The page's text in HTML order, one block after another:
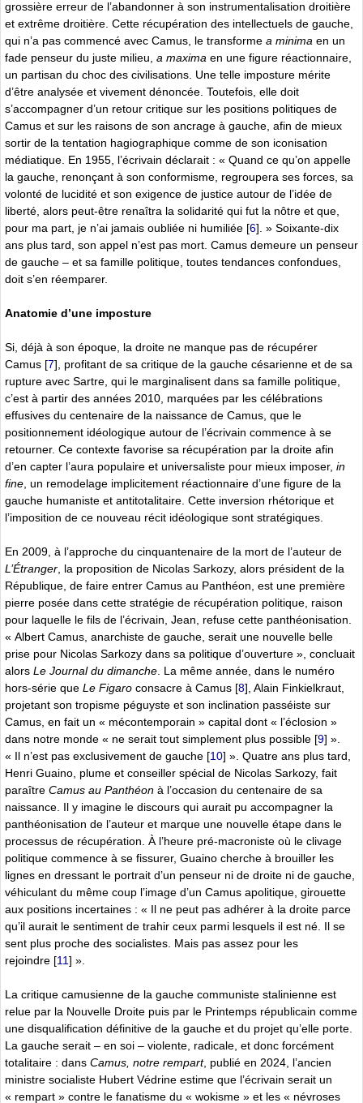
grossière erreur de l’abandonner à son instrumentalisation droitière
et extrême droitière. Cette récupération des intellectuels de gauche,
qui n’a pas commencé avec Camus, le transforme a minima en un
fade penseur du juste milieu, a maxima en une figure réactionnaire,
un partisan du choc des civilisations. Une telle imposture mérite
d’être analysée et vivement dénoncée. Toutefois, elle doit
s’accompagner d’un retour critique sur les positions politiques de
Camus et sur les raisons de son ancrage à gauche, afin de mieux
sortir de la tentation hagiographique comme de son iconisation
médiatique. En 1955, l’écrivain déclarait : « Quand ce qu’on appelle
la gauche, renonçant à son conformisme, regroupera ses forces, sa
volonté de lucidité et son exigence de justice autour de l’idée de
liberté, alors peut-être renaîtra la solidarité qui fut la nôtre et que,
pour ma part, je n’ai jamais oubliée ni humiliée [6]. » Soixante-dix
ans plus tard, son appel n’est pas mort. Camus demeure un penseur
de gauche – et sa famille politique, toutes tendances confondues,
doit s’en réemparer.
Anatomie d’une imposture
Si, déjà à son époque, la droite ne manque pas de récupérer
Camus [7], profitant de sa critique de la gauche césarienne et de sa
rupture avec Sartre, qui le marginalisent dans sa famille politique,
c’est à partir des années 2010, marquées par les célébrations
effusives du centenaire de la naissance de Camus, que le
positionnement idéologique autour de l’écrivain commence à se
retourner. Ce contexte favorise sa récupération par la droite afin
d’en capter l’aura populaire et universaliste pour mieux imposer, in
fine, un remodelage implicitement réactionnaire d’une figure de la
gauche humaniste et antitotalitaire. Cette inversion rhétorique et
l’imposition de ce nouveau récit idéologique sont stratégiques.
En 2009, à l’approche du cinquantenaire de la mort de l’auteur de
L’Étranger, la proposition de Nicolas Sarkozy, alors président de la
République, de faire entrer Camus au Panthéon, est une première
pierre posée dans cette stratégie de récupération politique, raison
pour laquelle le fils de l’écrivain, Jean, refuse cette panthéonisation.
« Albert Camus, anarchiste de gauche, serait une nouvelle belle
prise pour Nicolas Sarkozy dans sa politique d’ouverture », concluait
alors Le Journal du dimanche. La même année, dans le numéro
hors-série que Le Figaro consacre à Camus [8], Alain Finkielkraut,
projetant son tropisme péguyste et son inclination passéiste sur
Camus, en fait un « mécontemporain » capital dont « l’éclosion »
dans notre monde « ne serait tout simplement plus possible [9] ».
« Il n’est pas exclusivement de gauche [10] ». Quatre ans plus tard,
Henri Guaino, plume et conseiller spécial de Nicolas Sarkozy, fait
paraître Camus au Panthéon à l’occasion du centenaire de sa
naissance. Il y imagine le discours qui aurait pu accompagner la
panthéonisation de l’auteur et marque une nouvelle étape dans le
processus de récupération. À l’heure pré-macroniste où le clivage
politique commence à se fissurer, Guaino cherche à brouiller les
lignes en dressant le portrait d’un penseur ni de droite ni de gauche,
véhiculant du même coup l’image d’un Camus apolitique, girouette
aux positions incertaines : « Il ne peut pas adhérer à la droite parce
qu’il aurait le sentiment de trahir ceux parmi lesquels il est né. Il se
sent plus proche des socialistes. Mais pas assez pour les
rejoindre [11] ».
La critique camusienne de la gauche communiste stalinienne est
relue par la Nouvelle Droite puis par le Printemps républicain comme
une disqualification définitive de la gauche et du projet qu’elle porte.
La gauche serait – en soi – violente, radicale, et donc forcément
totalitaire : dans Camus, notre rempart, publié en 2024, l’ancien
ministre socialiste Hubert Védrine estime que l’écrivain serait un
« rempart » contre le fanatisme du « wokisme » et les « névroses